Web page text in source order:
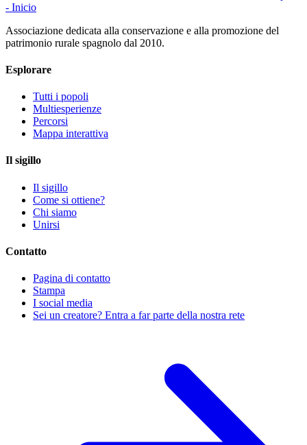
- Inicio
Associazione dedicata alla conservazione e alla promozione del
patrimonio rurale spagnolo dal 2010.
Esplorare
Tutti i popoli
Multiesperienze
Percorsi
Mappa interattiva
Il sigillo
Il sigillo
Come si ottiene?
Chi siamo
Unirsi
Contatto
Pagina di contatto
Stampa
I social media
Sei un creatore? Entra a far parte della nostra rete